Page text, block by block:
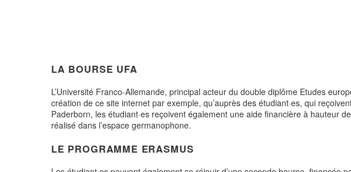
LA BOURSE UFA
L’Université Franco-Allemande, principal acteur du double diplôme Etudes
création de ce site internet par exemple, qu’auprès des étudiant·es, qui
Paderborn, les étudiant·es reçoivent également une aide financière à hauteur
réalisé dans l’espace germanophone.
LE PROGRAMME ERASMUS